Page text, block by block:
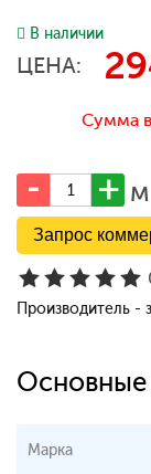
В наличии
ЦЕНА:
Сумма
м
Запрос
Производитель -
Марка